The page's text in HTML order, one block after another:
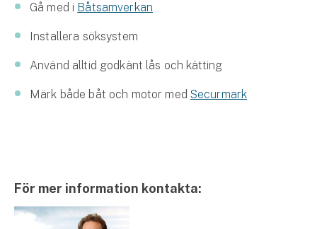
Gå med i Båtsamverkan
Installera söksystem
Använd alltid godkänt lås och kätting
Märk både båt och motor med Securmark
För mer information kontakta: